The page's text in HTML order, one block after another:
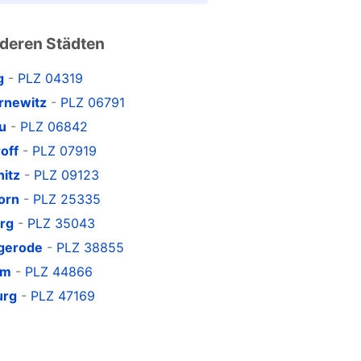
Städten
- PLZ 04319
- PLZ 06791
- PLZ 06842
- PLZ 07919
- PLZ 09123
- PLZ 25335
- PLZ 35043
- PLZ 38855
- PLZ 44866
- PLZ 47169